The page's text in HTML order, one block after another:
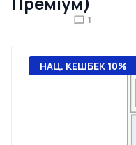
1
НАЦ. КЕШБЕК 10%